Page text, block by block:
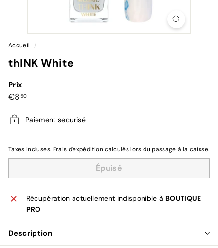
Accueil /
thINK White
Prix
Prix
€850€8,50
Paiement securisé
Taxes incluses. Frais d'expédition calculés lors du passage à la caisse.
Épuisé
Récupération actuellement indisponible à BOUTIQUE
PRO
Description